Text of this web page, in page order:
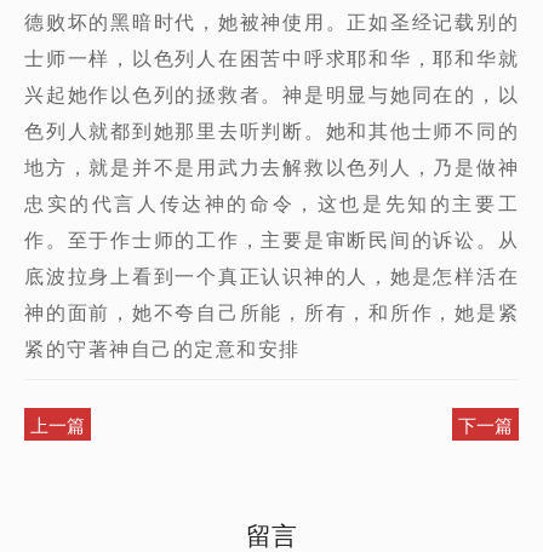
德败坏的黑暗时代，她被神使用。正如圣经记载别的
士师一样，以色列人在困苦中呼求耶和华，耶和华就
兴起她作以色列的拯救者。神是明显与她同在的，以
色列人就都到她那里去听判断。她和其他士师不同的
地方，就是并不是用武力去解救以色列人，乃是做神
忠实的代言人传达神的命令，这也是先知的主要工
作。至于作士师的工作，主要是审断民间的诉讼。从
底波拉身上看到一个真正认识神的人，她是怎样活在
神的面前，她不夸自己所能，所有，和所作，她是紧
紧的守著神自己的定意和安排
上一篇 下一篇
留言